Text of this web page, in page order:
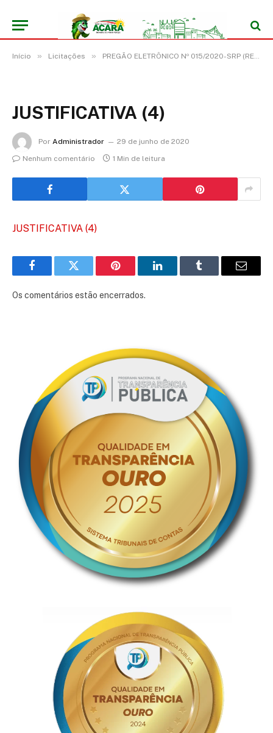
Início » Licitações » PREGÃO ELETRÔNICO Nº 015/2020-SRP (REGISTRO DE PREÇO PARA EVENTUAL CONTRATAÇÃO DE EMPRESA ESPECIALIZADA NO SERVIÇO DE MANUTENÇÃO PREVENTIVA E CORRETIVA COM REPOSIÇÃO DE PEÇAS DO SISTEMA DE CLIMATIZAÇÃO)
JUSTIFICATIVA (4)
Por Administrador
29 de junho de 2020
Nenhum comentário
1 Min de leitura
JUSTIFICATIVA (4)
FacebookTwitter Pinterest LinkedInTumblr
E-
Os comentários estão encerrados.